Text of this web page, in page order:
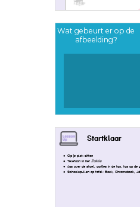
Wat gebeurt er op de
afbeelding?
Startklaar
Op je plek zitten
Telefoon in het Zakkie
Jas over de stoel, oortjes in de tas, tas op de
Schoolspullen op tafel: Boek, Chromebook,